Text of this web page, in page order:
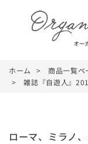
ホーム 商品一覧ペ
雑誌『自遊人』
ローマ、ミラノ